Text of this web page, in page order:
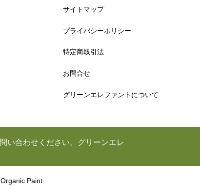
サイトマップ
プライバシーポリシー
特定商取引法
お問合せ
グリーンエレファントについて
い合わせください。グリーンエレ
Paint